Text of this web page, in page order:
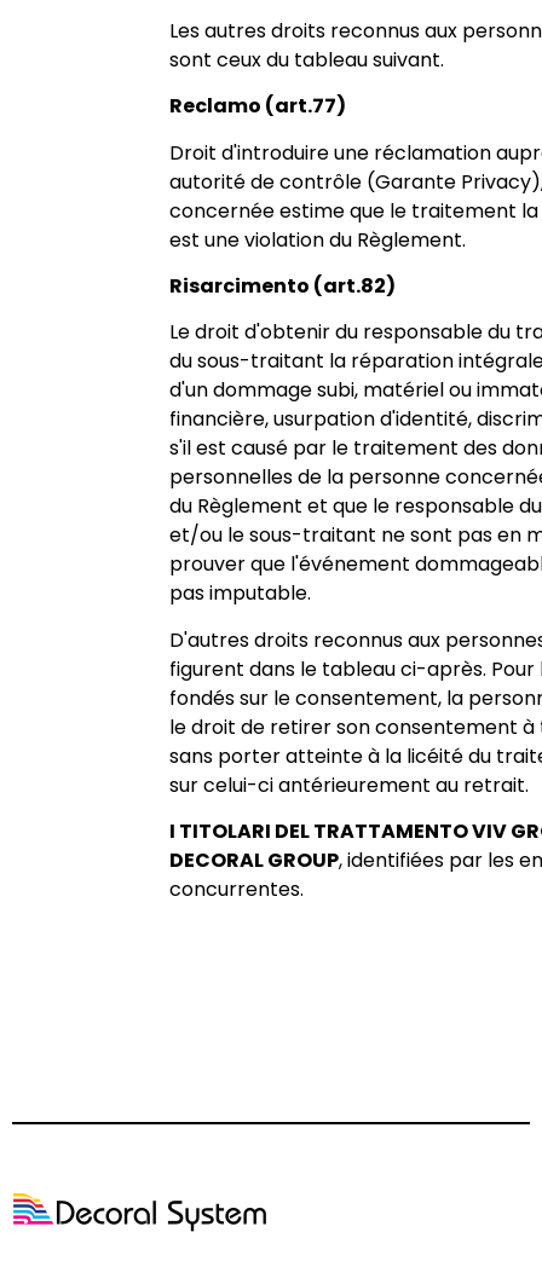
Les autres droits reconnus aux
sont ceux du tableau suivant.
Reclamo (art.77)
Droit d'introduire une réclamation
autorité de contrôle (Garante
concernée estime que le traitement
est une violation du Règlement.
Risarcimento (art.82)
Le droit d'obtenir du responsable du
du sous-traitant la réparation
d'un dommage subi, matériel ou
financière, usurpation d'identité,
s'il est causé par le traitement des
personnelles de la personne
du Règlement et que le responsable
et/ou le sous-traitant ne sont pas en
prouver que l'événement
pas imputable.
D'autres droits reconnus aux
figurent dans le tableau ci-après.
fondés sur le consentement, la
le droit de retirer son consentement
sans porter atteinte à la licéité du
sur celui-ci antérieurement au retrait.
I TITOLARI DEL TRATTAMENTO VIV
DECORAL GROUP, identifiées par les
concurrentes.